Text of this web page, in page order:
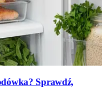
Sprawdź,